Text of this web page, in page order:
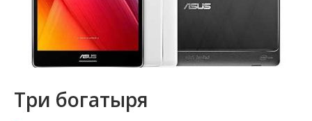
Три богатыря